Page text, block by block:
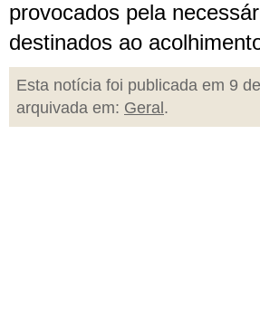
provocados pela
destinados ao
Esta notícia foi publicada em 9
arquivada em: Geral .